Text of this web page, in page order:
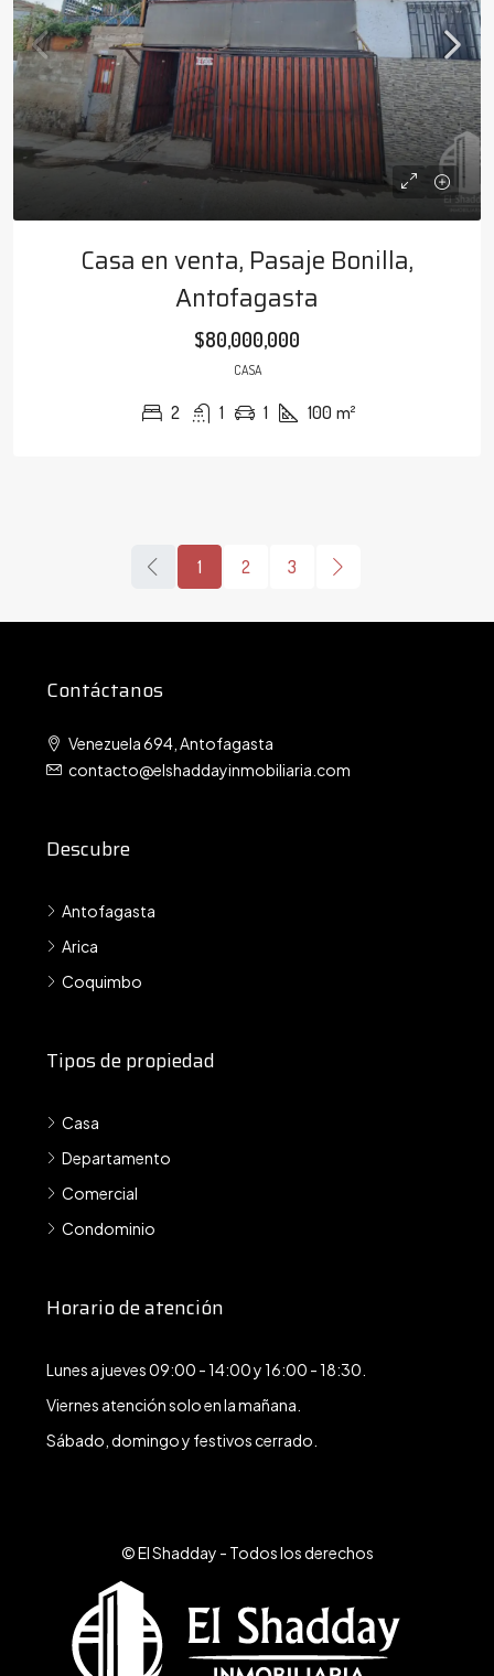
Casa en venta, Pasaje Bonilla,
Antofagasta
$80,000,000
CASA
2 1 1 100 m²
1 2 3
Contáctanos
Venezuela 694, Antofagasta
contacto@elshaddayinmobiliaria.com
Descubre
Antofagasta
Arica
Coquimbo
Tipos de propiedad
Casa
Departamento
Comercial
Condominio
Horario de atención
Lunes a jueves 09:00 - 14:00 y 16:00 - 18:30.
Viernes atención solo en la mañana.
Sábado, domingo y festivos cerrado.
© El Shadday - Todos los derechos